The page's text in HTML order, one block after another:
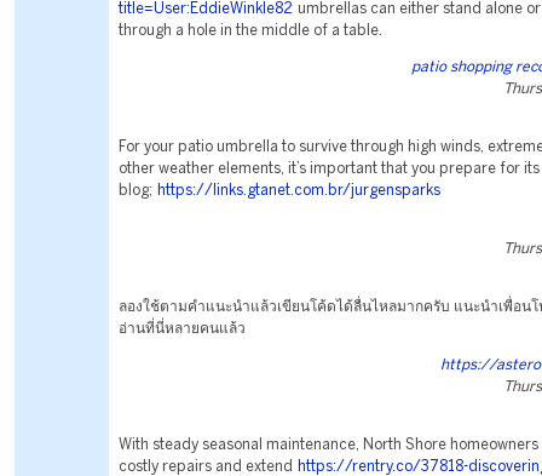
title=User:EddieWinkle82 umbrellas can either stand alone
through a hole in the middle of a table.
patio shopping
For your patio umbrella to survive through high winds,
other weather elements, it’s important that you prepare for
blog;
https://links.gtanet.com.br/jurgensparks
ลองใช้ตามคำแนะนำแล้วเขียนโค้ดได้ลื่นไหลมากครับ แนะนำเพื่อนโ
อ่านที่นี่หลายคนแล้ว
https://
With steady seasonal maintenance, North Shore
costly repairs and extend
https://rentry.co/37818-